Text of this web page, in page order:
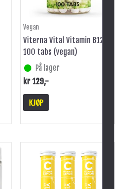
Vegan
Viterna Vital Vitamin B12,
100 tabs (vegan)
På lager
kr129,-
KJØP
produktet
har
flere